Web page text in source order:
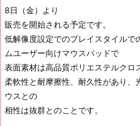
8日（金）より
販売を開始される予定です。
低解像度設定でのプレイスタイルで
ムユーザー向けマウスパッドで
表面素材は高品質ポリエステルクロ
柔軟性と耐摩擦性、耐久性があり、
ウスとの
相性は抜群とのことです。